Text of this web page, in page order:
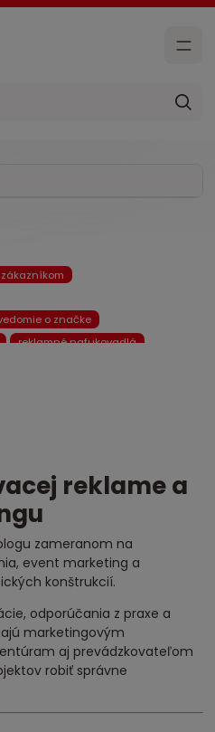
o značke
reklamné nafukovadlá
reklame a
zameranom na
event marketing a
konštrukcií.
odporúčania z praxe a
marketingovým
aj prevádzkovateľom
robiť správne